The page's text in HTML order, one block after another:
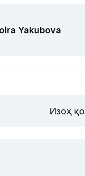
Yakubova
Изоҳ